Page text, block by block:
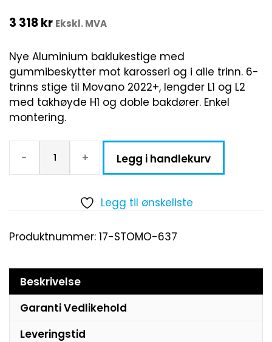
3 318kr Ekskl. MVA
Nye Aluminium baklukestige med
gummibeskytter mot karosseri og i alle trinn. 6-
trinns stige til Movano 2022+, lengder L1 og L2
med takhøyde H1 og doble bakdører. Enkel
montering.
- + Legg i handlekurv
Legg til ønskeliste
Produktnummer: 17-STOMO-637
Beskrivelse
Garanti Vedlikehold
Leveringstid